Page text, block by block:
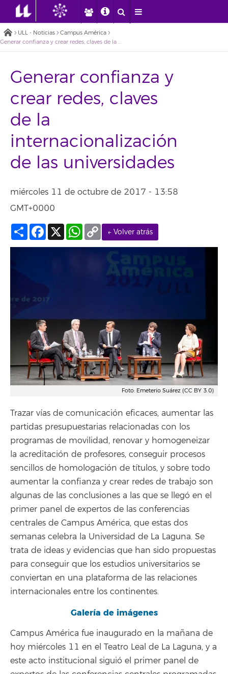
ULL - Noticias
Campus América
Generar confianza y crear redes, claves de la internacionalización de las universidades
Generar confianza y
crear redes, claves
de la
internacionalización
de las universidades
miércoles 11 de octubre de 2017 - 13:58
GMT+0000
← Volver atrás
Compartir
Facebook
X WhatsApp
Copy
Link
Foto: Emeterio Suárez (CC BY 3.0)
Trazar vías de comunicación eficaces, aumentar las
partidas presupuestarias relacionadas con los
programas de movilidad, renovar y homogeneizar
la acreditación de profesores, conseguir procesos
sencillos de homologación de títulos, y sobre todo
aumentar la confianza y crear redes de trabajo son
algunas de las conclusiones a las que se llegó en el
primer panel de expertos de las conferencias
centrales de Campus América, que estas dos
semanas celebra la Universidad de La Laguna. Se
trata de ideas y evidencias que han sido propuestas
para conseguir que los estudios universitarios se
conviertan en una plataforma de las relaciones
internacionales entre los continentes.
Galería de imágenes
Campus América fue inaugurado en la mañana de
hoy miércoles 11 en el Teatro Leal de La Laguna, y a
este acto institucional siguió el primer panel de